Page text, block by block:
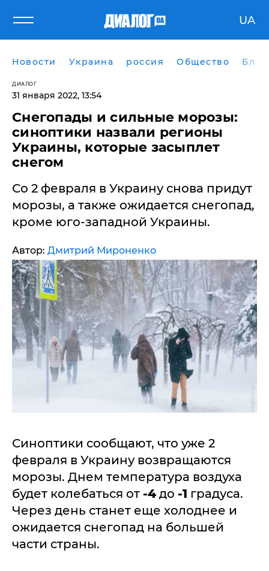
UA
Новости Украина россия Общество
ДИАЛОГ
31 января 2022, 13:54
​Снегопады и сильные морозы:
синоптики назвали регионы
Украины, которые засыплет
снегом
Со 2 февраля в Украину снова придут
морозы, а также ожидается снегопад,
кроме юго-западной Украины.
Автор: Дмитрий Мироненко
Синоптики сообщают, что уже 2
февраля в Украину возвращаются
морозы. Днем температура воздуха
будет колебаться от -4 до -1 градуса.
Через день станет еще холоднее и
ожидается снегопад на большей
части страны.